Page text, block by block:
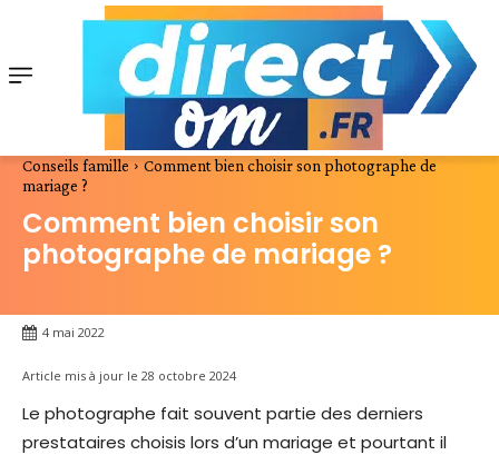
Conseils famille
Comment bien choisir son photographe de
mariage ?
Comment bien choisir son
photographe de mariage ?
4 mai 2022
Article mis à jour le 28 octobre 2024
Le photographe fait souvent partie des derniers
prestataires choisis lors d’un mariage et pourtant il